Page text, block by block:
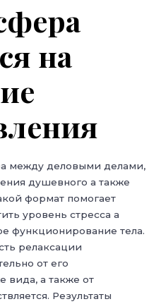
на
между деловыми делами,
душевного а также
формат помогает
уровень стресса а
функционирование тела.
релаксации
от его
вида, а также от
Результаты